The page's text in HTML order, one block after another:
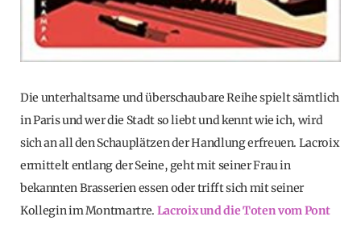
Die unterhaltsame und überschaubare Reihe spielt sämtlich
in Paris und wer die Stadt so liebt und kennt wie ich, wird
sich an all den Schauplätzen der Handlung erfreuen. Lacroix
ermittelt entlang der Seine, geht mit seiner Frau in
bekannten Brasserien essen oder trifft sich mit seiner
Kollegin im Montmartre. Lacroix und die Toten vom Pont